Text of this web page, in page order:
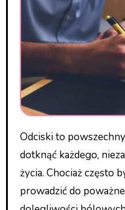
Odciski to powszechny problem, który może
dotknąć każdego,
życia. Chociaż często
prowadzić do